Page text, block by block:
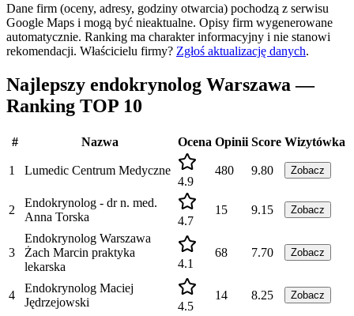
Dane firm (oceny, adresy, godziny otwarcia) pochodzą z serwisu
Google Maps i mogą być nieaktualne. Opisy firm wygenerowane
automatycznie. Ranking ma charakter informacyjny i nie stanowi
rekomendacji. Właścicielu firmy? Zgłoś aktualizację danych.
Najlepszy endokrynolog Warszawa —
Ranking TOP 10
# Nazwa Ocena Opinii Score Wizytówka
1
Lumedic Centrum Medyczne
4.9
480 9.80 Zobacz
2
Endokrynolog - dr n. med.
Anna Torska
4.7
15 9.15 Zobacz
3
Endokrynolog Warszawa
Żach Marcin praktyka
lekarska
4.1
68 7.70 Zobacz
4
Endokrynolog Maciej
Jędrzejowski
4.5
14 8.25 Zobacz